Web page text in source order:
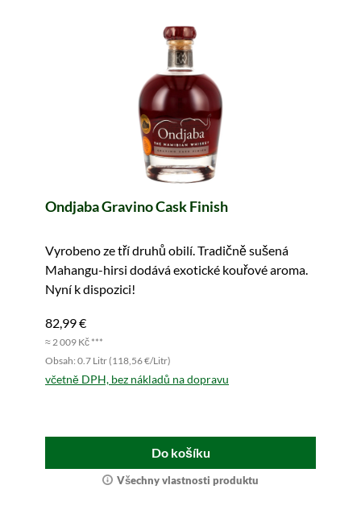
Ondjaba Gravino Cask Finish
Vyrobeno ze tří druhů obilí. Tradičně sušená
Mahangu-hirsi dodává exotické kouřové aroma.
Nyní k dispozici!
82,99 €
≈ 2 009 Kč ***
Obsah: 0.7 Litr (118,56 €/Litr)
včetně DPH, bez nákladů na dopravu
Do košíku
Všechny vlastnosti produktu